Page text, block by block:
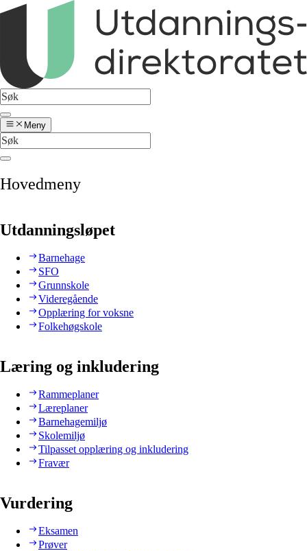
Meny
Hovedmeny
Utdanningsløpet
Barnehage
SFO
Grunnskole
Videregående
Opplæring for voksne
Folkehøgskole
Læring og inkludering
Rammeplaner
Læreplaner
Barnehagemiljø
Skolemiljø
Tilpasset opplæring og inkludering
Fravær
Vurdering
Eksamen
Prøver